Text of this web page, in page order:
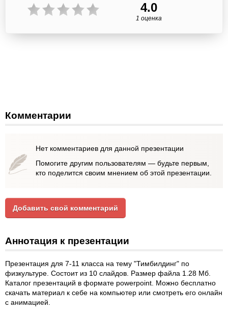
4.0
1 оценка
Комментарии
Нет комментариев для данной презентации
Помогите другим пользователям — будьте первым,
кто поделится своим мнением об этой презентации.
Добавить свой комментарий
Аннотация к презентации
Презентация для 7-11 класса на тему "Тимбилдинг" по
физкультуре. Состоит из 10 слайдов. Размер файла 1.28 Мб.
Каталог презентаций в формате powerpoint. Можно бесплатно
скачать материал к себе на компьютер или смотреть его онлайн
с анимацией.